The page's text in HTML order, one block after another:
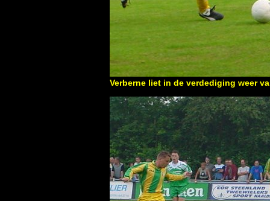
Verberne liet in de verdediging weer